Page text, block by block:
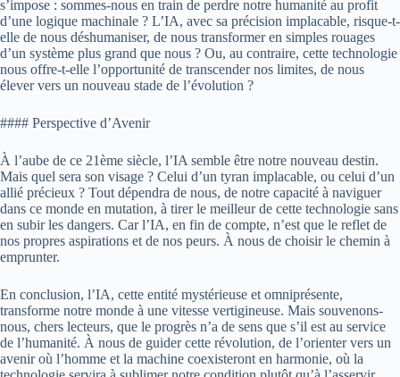
s’impose : sommes-nous en train de perdre notre humanité au profit
d’une logique machinale ? L’IA, avec sa précision implacable, risque-t-
elle de nous déshumaniser, de nous transformer en simples rouages
d’un système plus grand que nous ? Ou, au contraire, cette technologie
nous offre-t-elle l’opportunité de transcender nos limites, de nous
élever vers un nouveau stade de l’évolution ?
#### Perspective d’Avenir
À l’aube de ce 21ème siècle, l’IA semble être notre nouveau destin.
Mais quel sera son visage ? Celui d’un tyran implacable, ou celui d’un
allié précieux ? Tout dépendra de nous, de notre capacité à naviguer
dans ce monde en mutation, à tirer le meilleur de cette technologie sans
en subir les dangers. Car l’IA, en fin de compte, n’est que le reflet de
nos propres aspirations et de nos peurs. À nous de choisir le chemin à
emprunter.
En conclusion, l’IA, cette entité mystérieuse et omniprésente,
transforme notre monde à une vitesse vertigineuse. Mais souvenons-
nous, chers lecteurs, que le progrès n’a de sens que s’il est au service
de l’humanité. À nous de guider cette révolution, de l’orienter vers un
avenir où l’homme et la machine coexisteront en harmonie, où la